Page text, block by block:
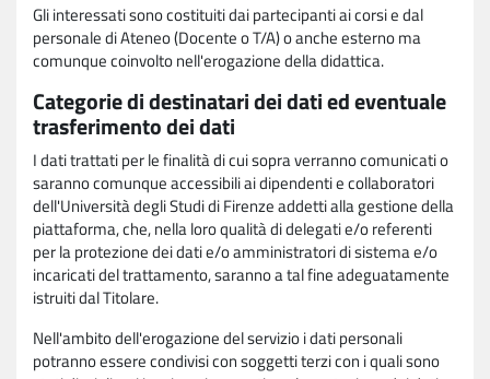
Gli interessati sono costituiti dai partecipanti ai corsi e dal
personale di Ateneo (Docente o T/A) o anche esterno ma
comunque coinvolto nell'erogazione della didattica.
Categorie di destinatari dei dati ed eventuale
trasferimento dei dati
I dati trattati per le finalità di cui sopra verranno comunicati o
saranno comunque accessibili ai dipendenti e collaboratori
dell'Università degli Studi di Firenze addetti alla gestione della
piattaforma, che, nella loro qualità di delegati e/o referenti
per la protezione dei dati e/o amministratori di sistema e/o
incaricati del trattamento, saranno a tal fine adeguatamente
istruiti dal Titolare.
Nell'ambito dell'erogazione del servizio i dati personali
potranno essere condivisi con soggetti terzi con i quali sono